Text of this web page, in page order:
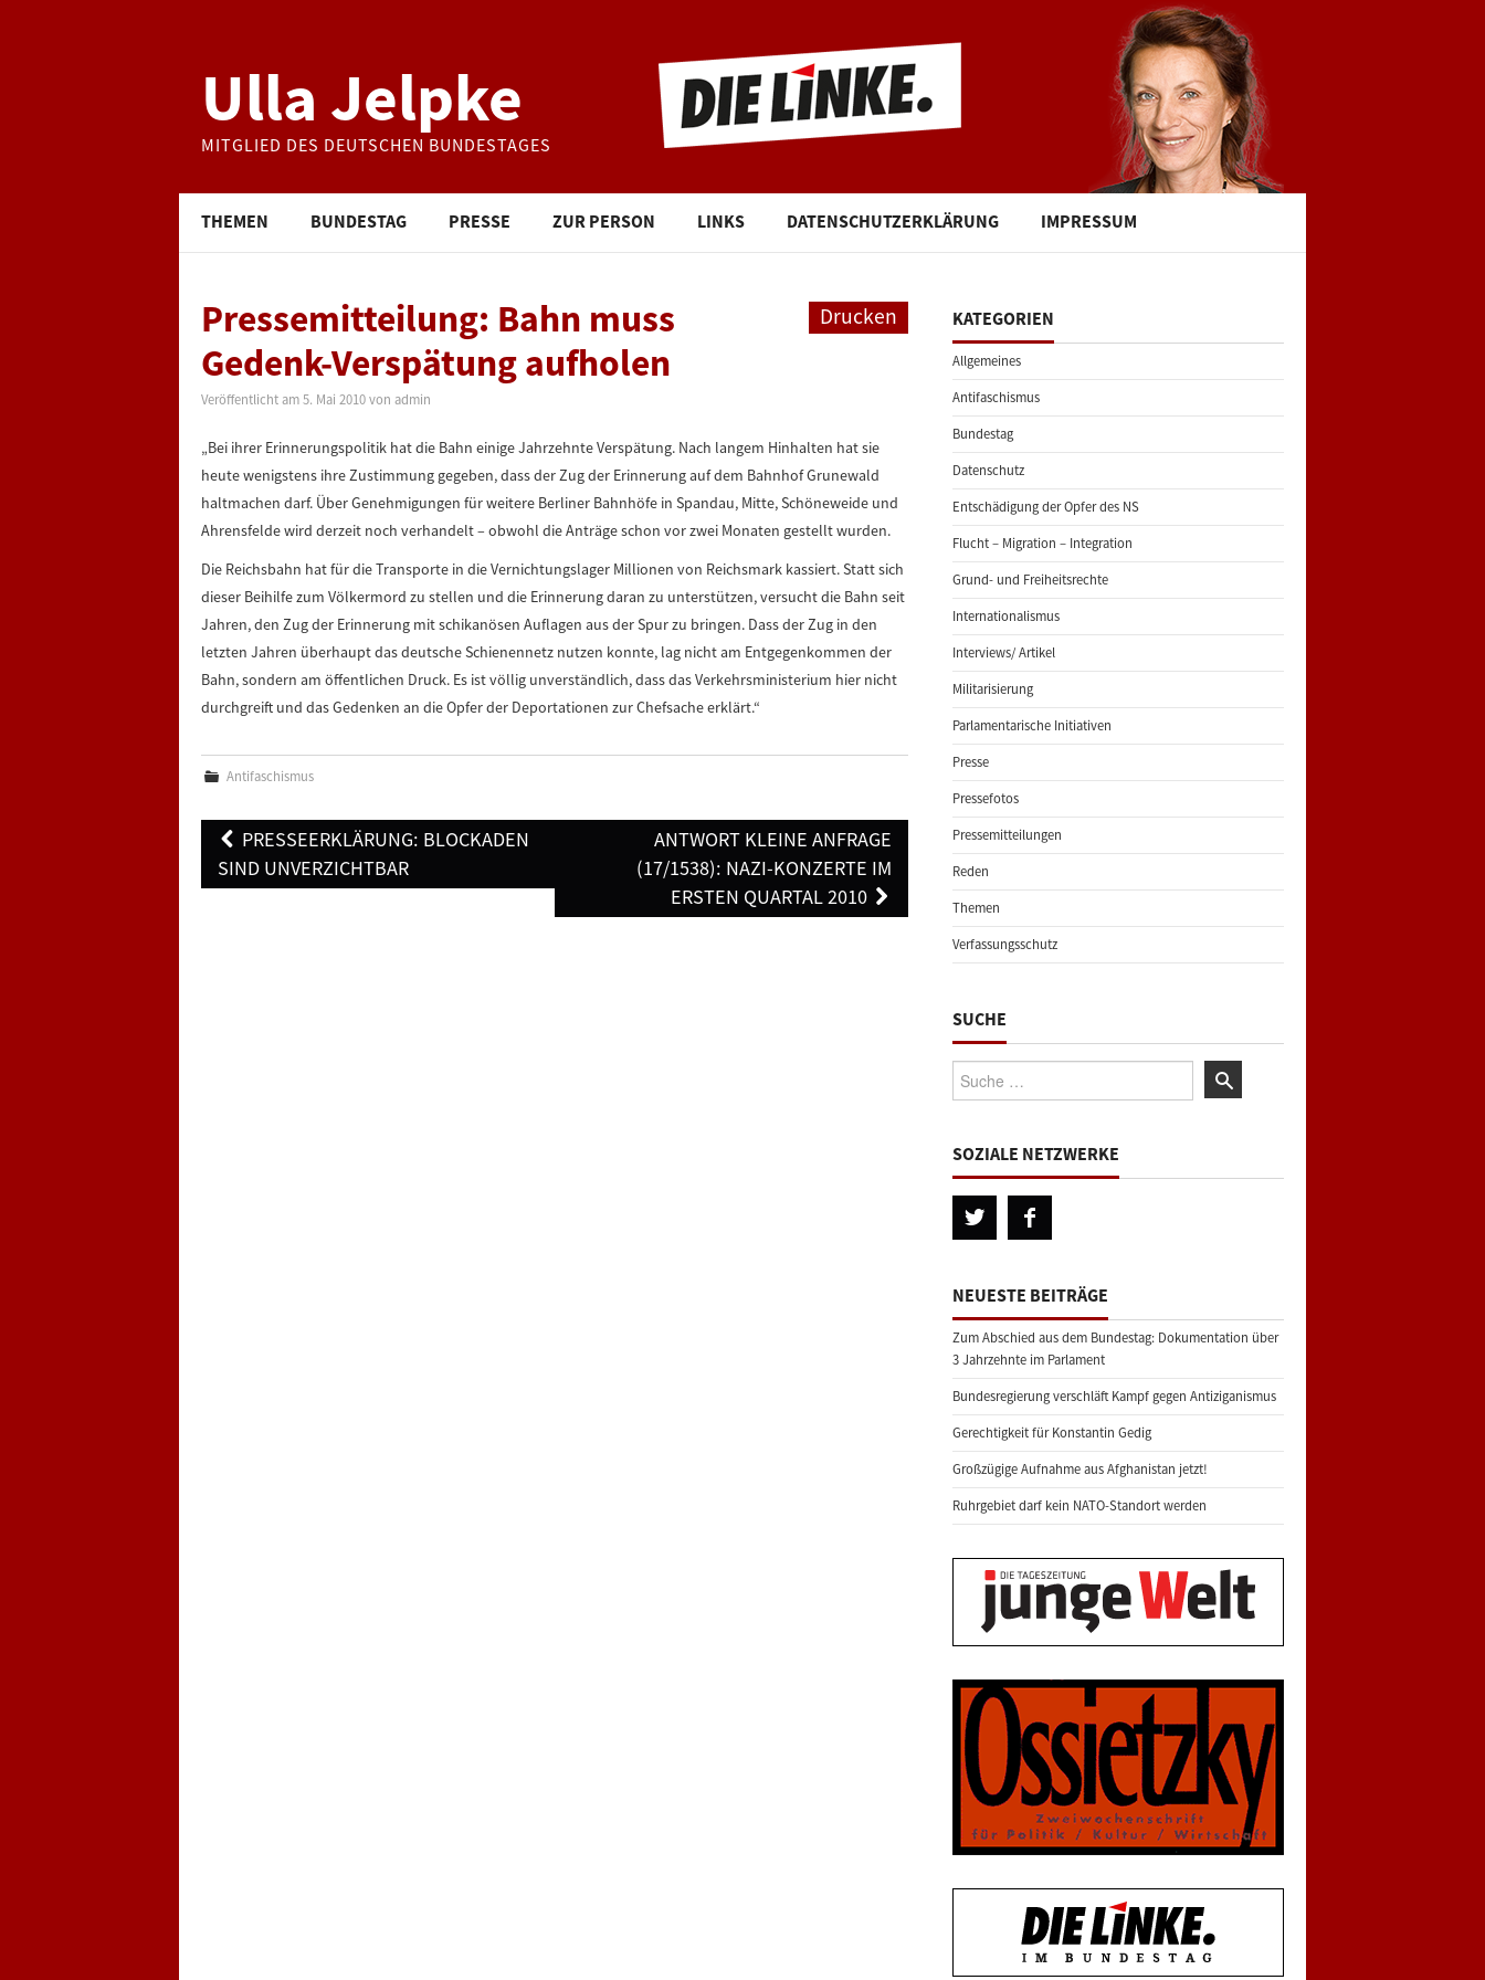
Ulla Jelpke
MITGLIED DES DEUTSCHEN BUNDESTAGES
THEMEN BUNDESTAG PRESSE ZUR PERSON LINKS DATENSCHUTZERKLÄRUNG IMPRESSUM
Drucken
Pressemitteilung: Bahn muss
Gedenk-Verspätung aufholen
Veröffentlicht am 5. Mai 2010 von admin
„Bei ihrer Erinnerungspolitik hat die Bahn einige Jahrzehnte Verspätung. Nach langem Hinhalten hat sie
heute wenigstens ihre Zustimmung gegeben, dass der Zug der Erinnerung auf dem Bahnhof Grunewald
haltmachen darf. Über Genehmigungen für weitere Berliner Bahnhöfe in Spandau, Mitte, Schöneweide und
Ahrensfelde wird derzeit noch verhandelt – obwohl die Anträge schon vor zwei Monaten gestellt wurden.
Die Reichsbahn hat für die Transporte in die Vernichtungslager Millionen von Reichsmark kassiert. Statt sich
dieser Beihilfe zum Völkermord zu stellen und die Erinnerung daran zu unterstützen, versucht die Bahn seit
Jahren, den Zug der Erinnerung mit schikanösen Auflagen aus der Spur zu bringen. Dass der Zug in den
letzten Jahren überhaupt das deutsche Schienennetz nutzen konnte, lag nicht am Entgegenkommen der
Bahn, sondern am öffentlichen Druck. Es ist völlig unverständlich, dass das Verkehrsministerium hier nicht
durchgreift und das Gedenken an die Opfer der Deportationen zur Chefsache erklärt.“
Antifaschismus
Post
navigation
PRESSEERKLÄRUNG: BLOCKADEN
SIND UNVERZICHTBAR
ANTWORT KLEINE ANFRAGE
(17/1538): NAZI-KONZERTE IM
ERSTEN QUARTAL 2010
KATEGORIEN
Allgemeines
Antifaschismus
Bundestag
Datenschutz
Entschädigung der Opfer des NS
Flucht – Migration – Integration
Grund- und Freiheitsrechte
Internationalismus
Interviews/ Artikel
Militarisierung
Parlamentarische Initiativen
Presse
Pressefotos
Pressemitteilungen
Reden
Themen
Verfassungsschutz
SUCHE
Suche:
SOZIALE NETZWERKE
NEUESTE BEITRÄGE
Zum Abschied aus dem Bundestag: Dokumentation über
3 Jahrzehnte im Parlament
Bundesregierung verschläft Kampf gegen Antiziganismus
Gerechtigkeit für Konstantin Gedig
Großzügige Aufnahme aus Afghanistan jetzt!
Ruhrgebiet darf kein NATO-Standort werden